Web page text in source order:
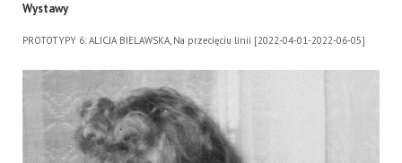
Wystawy
PROTOTYPY 6: ALICJA BIELAWSKA, Na przecięciu linii [2022-04-01-2022-06-05]